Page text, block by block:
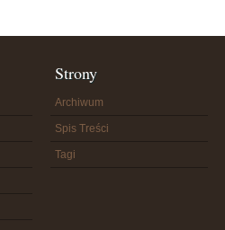
Strony
Archiwum
Spis Treści
Tagi